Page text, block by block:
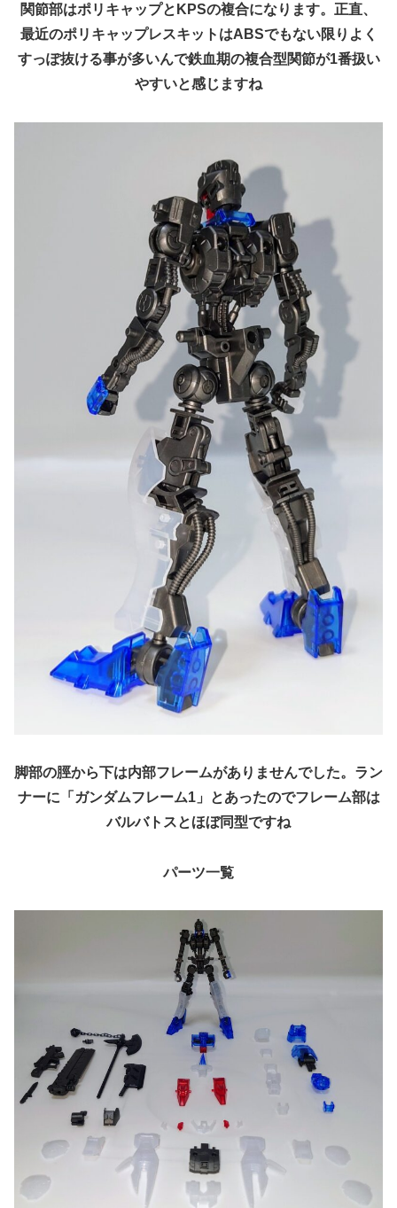
関節部はポリキャップとKPSの複合になります。正直、
最近のポリキャップレスキットはABSでもない限りよく
すっぽ抜ける事が多いんで鉄血期の複合型関節が1番扱い
やすいと感じますね
脚部の脛から下は内部フレームがありませんでした。ラン
ナーに「ガンダムフレーム1」とあったのでフレーム部は
バルバトスとほぼ同型ですね
パーツ一覧